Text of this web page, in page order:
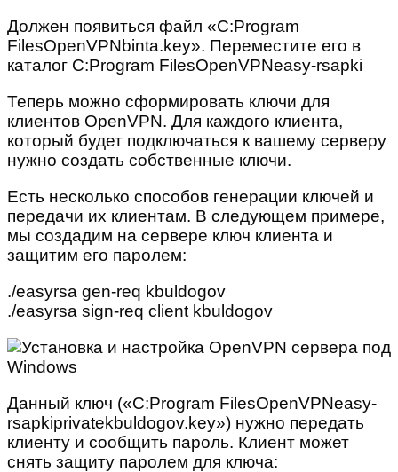
Должен появиться файл «C:Program
FilesOpenVPNbinta.key». Переместите его в
каталог C:Program FilesOpenVPNeasy-rsapki
Теперь можно сформировать ключи для
клиентов OpenVPN. Для каждого клиента,
который будет подключаться к вашему серверу
нужно создать собственные ключи.
Есть несколько способов генерации ключей и
передачи их клиентам. В следующем примере,
мы создадим на сервере ключ клиента и
защитим его паролем:
./easyrsa gen-req kbuldogov
./easyrsa sign-req client kbuldogov
Данный ключ («C:Program FilesOpenVPNeasy-
rsapkiprivatekbuldogov.key») нужно передать
клиенту и сообщить пароль. Клиент может
снять защиту паролем для ключа: